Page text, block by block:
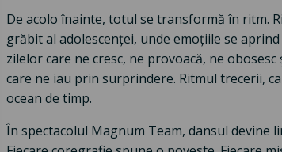
De acolo înainte, totul se transformă în ritm.
grăbit al adolescenței, unde emoțiile se
zilelor care ne cresc, ne provoacă, ne
care ne iau prin surprindere. Ritmul trecerii,
ocean de timp.
În spectacolul Magnum Team, dansul devine